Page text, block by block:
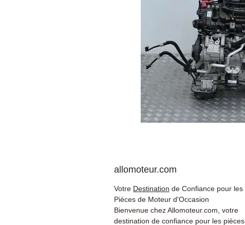
allomoteur.com
Votre Destination de Confiance pour les
Pièces de Moteur d'Occasion
Bienvenue chez Allomoteur.com, votre
destination de confiance pour les pièces